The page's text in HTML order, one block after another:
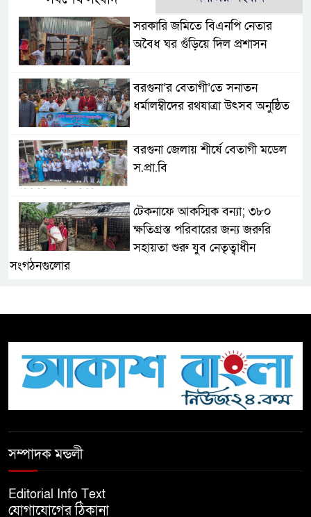
সরকারি জমিতে বিএনপি নেতার
অবৈধ ঘর গুঁড়িয়ে দিল প্রশাসন
বরগুনা’র বেতাগী’তে সনাতন
ধর্মালম্বীদের রথযাত্রা উৎসব অনুষ্ঠিত
বরগুনা জেলায় শীর্ষে বেতাগী মডেল
স.প্রা.বি
টেকনাফে আকস্মিক বন্যা; ৩৮০
ক্ষতিগ্রস্ত পরিবারের জন্য জরুরি
সহায়তা শুরু যুব নেতৃত্বাধীন
সংগঠনগুলোর
টিকটকে অশালীন কনটেন্ট ও অনলাইন
হয়রানির অভিযোগে ব্রাহ্মণবাড়িয়ায়
বেতাগীতে ঈদুল আজহা উপলক্ষে
সম্পাদক মন্ডলী
Editorial Info Text
যোগাযোগের ঠিকানা